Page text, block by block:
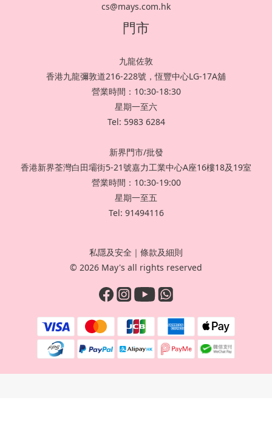
cs@mays.com.hk
門市
九龍佐敦
香港九龍彌敦道216-228號，恆豐中心LG-17A舖
營業時間：10:30-18:30
星期一至六
Tel: 5983 6284
新界門市/批發
香港新界荃灣白田壩街5-21號嘉力工業中心A座16樓18及19室
營業時間：10:30-19:00
星期一至五
Tel: 91494116
私隱及安全 ｜ 條款及細則
© 2026 May's all rights reserved